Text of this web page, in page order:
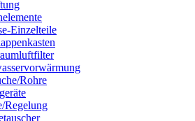
Einzelteile
Rohre
Regelung